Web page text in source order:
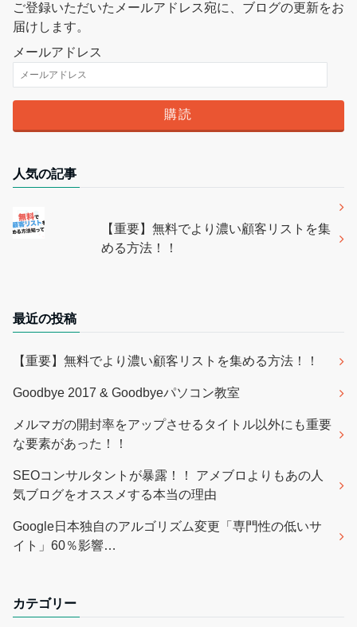
ご登録いただいたメールアドレス宛に、ブログの更新をお
届けします。
メールアドレス
人気の記事
【重要】無料でより濃い顧客リストを集
める方法！！
最近の投稿
【重要】無料でより濃い顧客リストを集める方法！！
Goodbye 2017 & Goodbyeパソコン教室
メルマガの開封率をアップさせるタイトル以外にも重要
な要素があった！！
SEOコンサルタントが暴露！！ アメブロよりもあの人
気ブログをオススメする本当の理由
Google日本独自のアルゴリズム変更「専門性の低いサ
イト」60％影響…
カテゴリー